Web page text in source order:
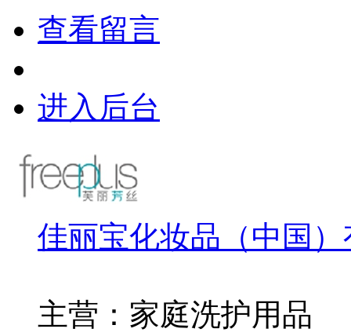
查看留言
进入后台
佳丽宝化妆品（中国
主营：家庭洗护用品